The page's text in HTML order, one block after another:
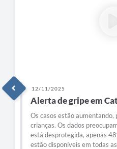
12/11/2025
Alerta de gripe em
Os casos estão
crianças. Os dados
está desprotegida, apenas
estão disponíveis em todas